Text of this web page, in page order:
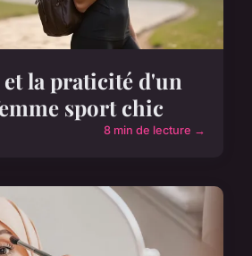
et la praticité d'un
sport chic
8 min de lecture →